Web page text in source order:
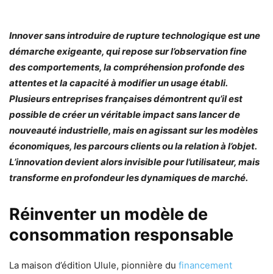
Innover sans introduire de rupture technologique est une
démarche exigeante, qui repose sur l’observation fine
des comportements, la compréhension profonde des
attentes et la capacité à modifier un usage établi.
Plusieurs entreprises françaises démontrent qu’il est
possible de créer un véritable impact sans lancer de
nouveauté industrielle, mais en agissant sur les modèles
économiques, les parcours clients ou la relation à l’objet.
L’innovation devient alors invisible pour l’utilisateur, mais
transforme en profondeur les dynamiques de marché.
Réinventer un modèle de
consommation responsable
La maison d’édition Ulule, pionnière du financement